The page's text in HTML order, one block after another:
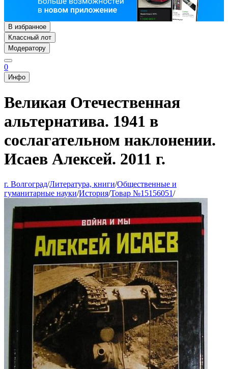
В избранное
Классный лот
Модератору
0
Инфо
Великая Отечественная
альтернатива. 1941 в
сослагательном наклонении.
Исаев Алексей. 2011 г.
г. Волгоград/Литература, книги/Общественные и
гуманитарные науки/История/Товар №15156051/